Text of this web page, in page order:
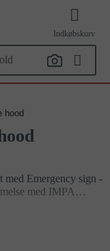
Indkøbskurv
med Emergency sign -
med IMPA
og IMO-standarder